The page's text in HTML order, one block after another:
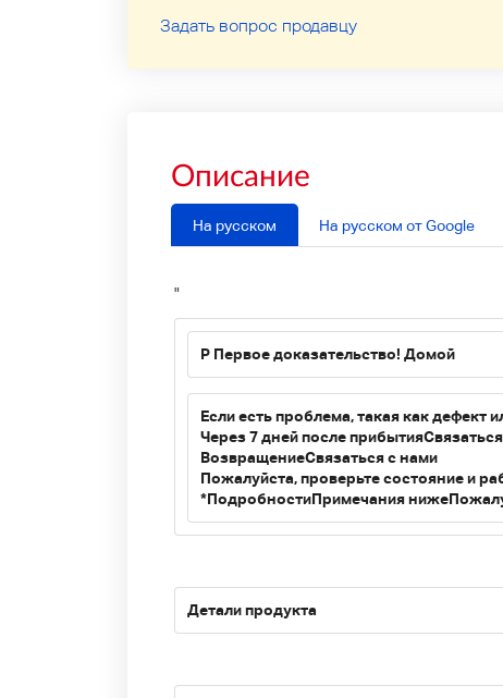
Задать вопрос продавцу
Описание
На русском На русском от Google
"
P Первое доказательство! Домой
Если есть проблема, такая как
Через 7 дней после прибытия
ВозвращениеСвязаться с нами
Пожалуйста, проверьте состояние и
*ПодробностиПримечания ниже
Детали продукта